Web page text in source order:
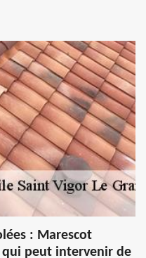
: Marescot
peut intervenir de